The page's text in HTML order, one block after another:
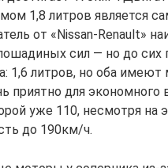
1,8 литров является
от «Nissan-Renault»
сил — но до сих
1,6 литров, но оба
приятно для
уже 110, несмотря на
до 190км/ч.